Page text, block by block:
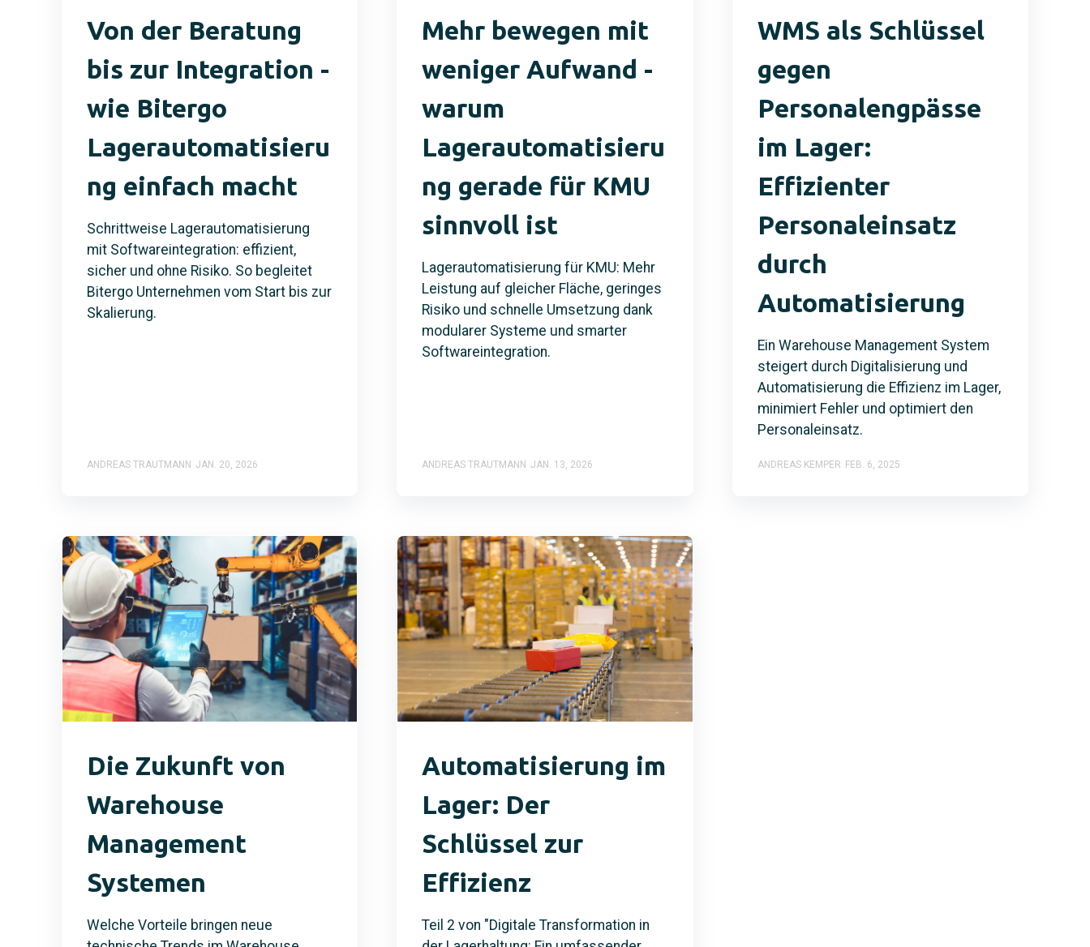
Von der Beratung
bis zur Integration -
wie Bitergo
Lagerautomatisieru
ng einfach macht
Schrittweise Lagerautomatisierung
mit Softwareintegration: effizient,
sicher und ohne Risiko. So begleitet
Bitergo Unternehmen vom Start bis zur
Skalierung.
ANDREAS TRAUTMANN JAN. 20, 2026
Mehr bewegen mit
weniger Aufwand -
warum
Lagerautomatisieru
ng gerade für KMU
sinnvoll ist
Lagerautomatisierung für KMU: Mehr
Leistung auf gleicher Fläche, geringes
Risiko und schnelle Umsetzung dank
modularer Systeme und smarter
Softwareintegration.
ANDREAS TRAUTMANN JAN. 13, 2026
WMS als Schlüssel
gegen
Personalengpässe
im Lager:
Effizienter
Personaleinsatz
durch
Automatisierung
Ein Warehouse Management System
steigert durch Digitalisierung und
Automatisierung die Effizienz im Lager,
minimiert Fehler und optimiert den
Personaleinsatz.
ANDREAS KEMPER FEB. 6, 2025
Die Zukunft von
Warehouse
Management
Systemen
Welche Vorteile bringen neue
Automatisierung im
Lager: Der
Schlüssel zur
Effizienz
Teil 2 von "Digitale Transformation in